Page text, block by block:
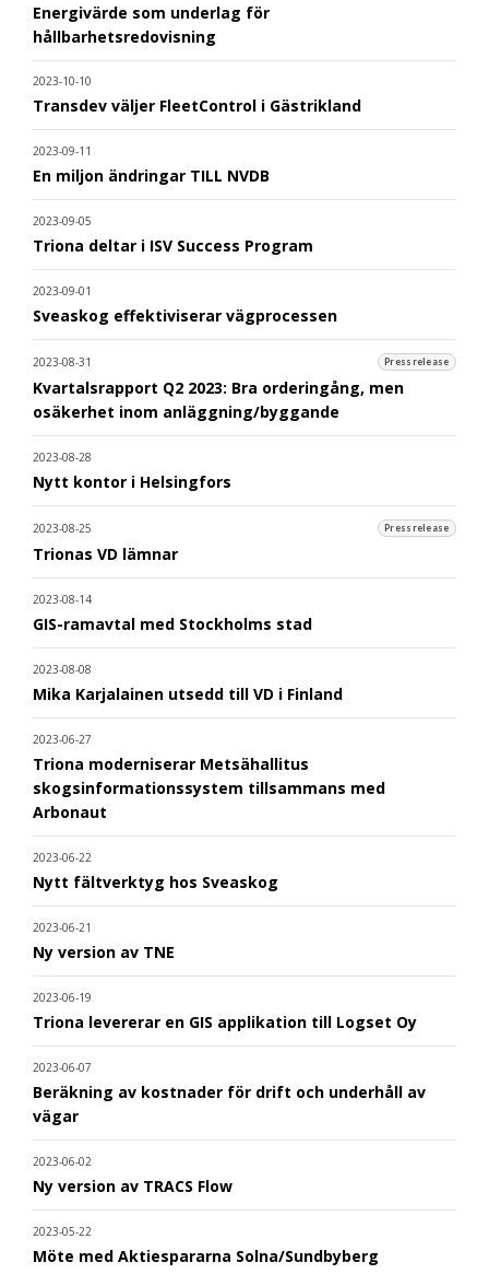
Energivärde som underlag för
hållbarhetsredovisning
2023-10-10
Transdev väljer FleetControl i Gästrikland
2023-09-11
En miljon ändringar TILL NVDB
2023-09-05
Triona deltar i ISV Success Program
2023-09-01
Sveaskog effektiviserar vägprocessen
2023-08-31 Pressrelease
Kvartalsrapport Q2 2023: Bra orderingång, men
osäkerhet inom anläggning/byggande
2023-08-28
Nytt kontor i Helsingfors
2023-08-25 Pressrelease
Trionas VD lämnar
2023-08-14
GIS-ramavtal med Stockholms stad
2023-08-08
Mika Karjalainen utsedd till VD i Finland
2023-06-27
Triona moderniserar Metsähallitus
skogsinformationssystem tillsammans med
Arbonaut
2023-06-22
Nytt fältverktyg hos Sveaskog
2023-06-21
Ny version av TNE
2023-06-19
Triona levererar en GIS applikation till Logset Oy
2023-06-07
Beräkning av kostnader för drift och underhåll av
vägar
2023-06-02
Ny version av TRACS Flow
2023-05-22
Möte med Aktiespararna Solna/Sundbyberg